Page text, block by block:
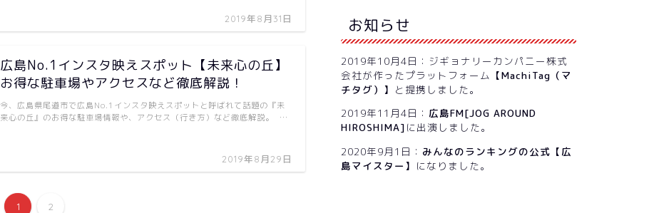
2019年8月31日
広島No.1インスタ映えスポット【未来心の丘】
お得な駐車場やアクセスなど徹底解説！
2019年8月29日
今、広島県尾道市で広島No.1インスタ映えスポットと呼ばれて話題の『未
来心の丘』のお得な駐車場情報や、アクセス（行き方）など徹底解説。 …
1 2
お知らせ
2019年10月4日：ジギョナリーカンパニー株式
会社が作ったプラットフォーム 【MachiTag（マ
チタグ）】 と提携しました。
2019年11月4日： 広島FM[JOG AROUND
HIROSHIMA] に出演しました。
2020年9月1日： みんなのランキングの公式【広
島マイスター】 になりました。